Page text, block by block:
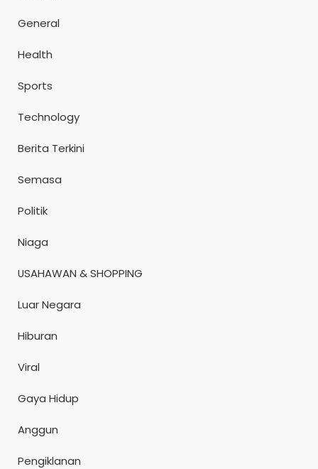
General
Health
Sports
Technology
Berita Terkini
Semasa
Politik
Niaga
USAHAWAN & SHOPPING
Luar Negara
Hiburan
Viral
Gaya Hidup
Anggun
Pengiklanan